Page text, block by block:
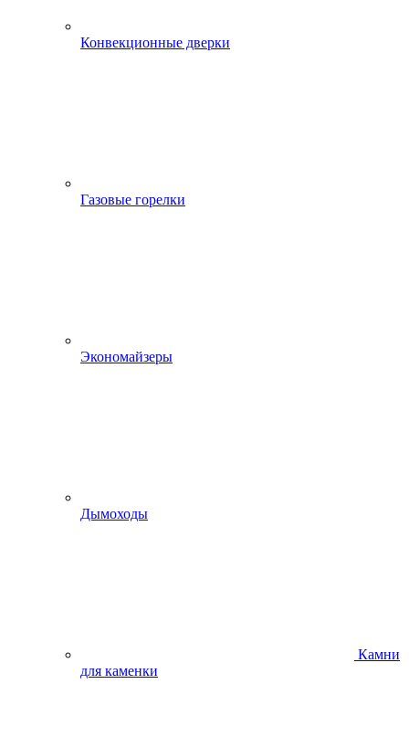
Конвекционные дверки
Газовые горелки
Экономайзеры
Дымоходы
Камни
для каменки